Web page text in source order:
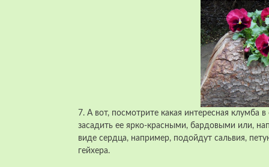
7. А вот, посмотрите какая интересная клумба
засадить ее ярко-красными, бардовыми или,
виде сердца, например, подойдут сальвия,
гейхера.